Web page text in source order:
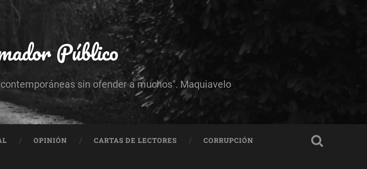
Público
sin ofender a muchos". Maquiavelo
OPINIÓN CARTAS DE LECTORES CORRUPCIÓN